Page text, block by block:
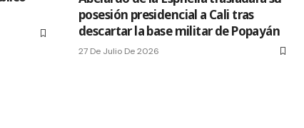
posesión presidencial a Cali tras
descartar la base militar de Popayán
27 De Julio De 2026